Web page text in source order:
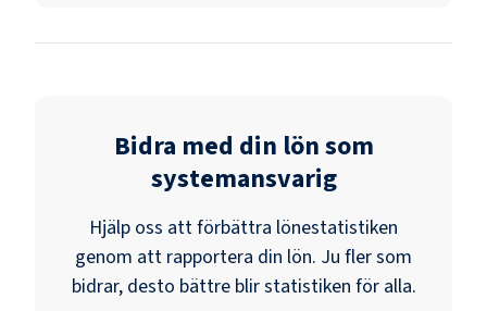
Bidra med din lön som
systemansvarig
Hjälp oss att förbättra lönestatistiken
genom att rapportera din lön. Ju fler som
bidrar, desto bättre blir statistiken för alla.